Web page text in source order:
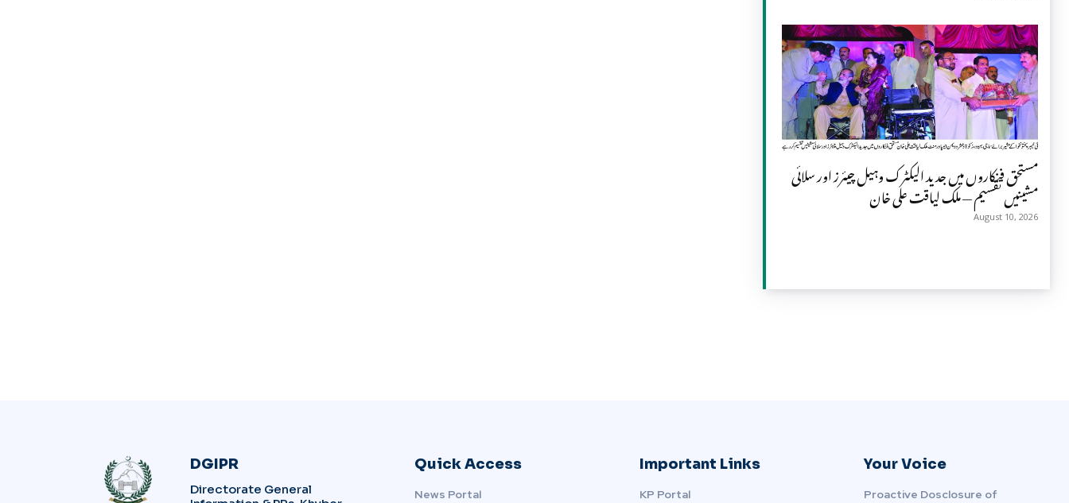
مستحق فنکاروں میں جدید الیکٹرک وہیل چیئرز اور سلائی
مشینیں تقسیم — ملک لیاقت علی خان
August 10, 2026
DGIPR
Directorate General
Quick Access
News Portal
Important Links
KP Portal
Your Voice
Proactive Dosclosure of